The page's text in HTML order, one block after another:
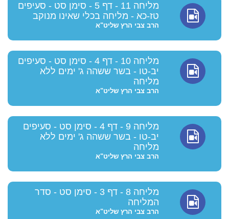
מליחה 11 - דף 5 - סימן סט - סעיפים
טז-כא - מליחה בכלי שאינו מנוקב
הרב צבי הרץ שליט"א
מליחה 10 - דף 4 - סימן סט - סעיפים
יב-טו - בשר ששהה ג' ימים ללא
מליחה
הרב צבי הרץ שליט"א
מליחה 9 - דף 4 - סימן סט - סעיפים
יב-טו - בשר ששהה ג' ימים ללא
מליחה
הרב צבי הרץ שליט"א
מליחה 8 - דף 3 - סימן סט - סדר
המליחה
הרב צבי הרץ שליט"א